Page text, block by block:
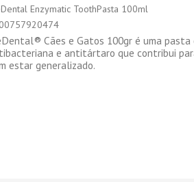
Enzymatic ToothPasta 100ml
Cães e Gatos 100gr é uma pasta
e antitártaro que contribui
estar generalizado.